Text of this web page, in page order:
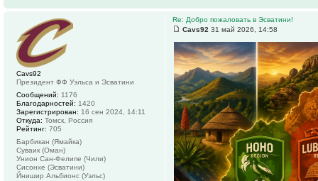
Re: Добро пожаловать в Эсватини!
Cavs92 31 май 2026, 14:58
Cavs92
Президент ФФ Уэльса и Эсватини
Сообщений: 1176
Благодарностей: 1420
Зарегистрирован: 16 сен 2024, 14:11
Откуда: Томск, Россия
Рейтинг: 705
Барбикан (Ямайка)
Суваик (Оман)
Унион Сан-Фелипе (Чили)
Сисонхе (Эсватини)
Йнишир Альбионс (Уэльс)